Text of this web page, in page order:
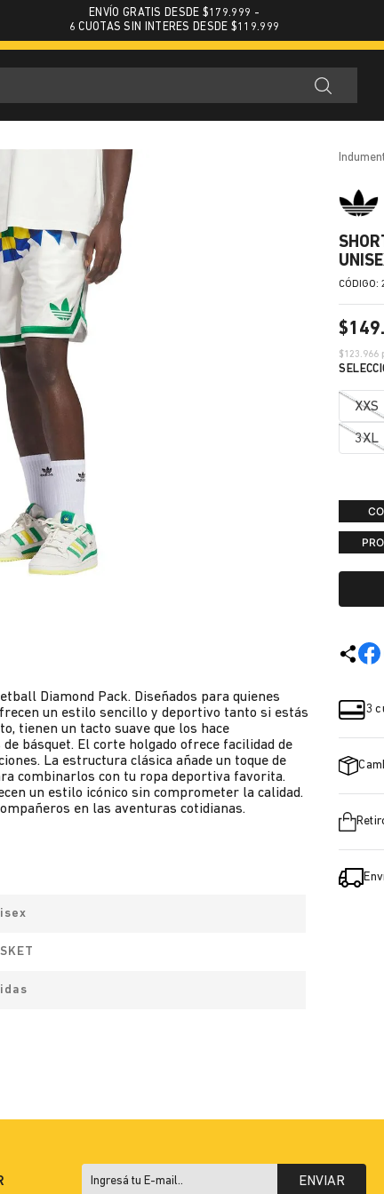
ENVÍO GRATIS DESDE $179.999 -
6 CUOTAS SIN INTERES DESDE $119.999
Diamond Pack. Diseñados para quienes
un estilo sencillo y deportivo tanto si estás
tienen un tacto suave que los hace
básquet. El corte holgado ofrece facilidad de
La estructura clásica añade un toque de
combinarlos con tu ropa deportiva favorita.
un estilo icónico sin comprometer la calidad.
en las aventuras cotidianas.
:
$149.
$123.966
XXS
3XL
3
ENVIAR